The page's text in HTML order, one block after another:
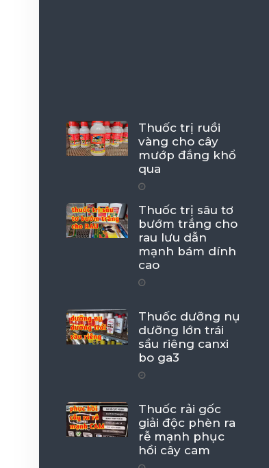
Thuốc trị ruồi
vàng cho cây
mướp đắng khổ
qua
Thuốc trị sâu tơ
bướm trắng cho
rau lưu dẫn
mạnh bám dính
cao
Thuốc dưỡng nụ
dưỡng lớn trái
sầu riêng canxi
bo ga3
Thuốc rải gốc
giải độc phèn ra
rễ mạnh phục
hồi cây cam